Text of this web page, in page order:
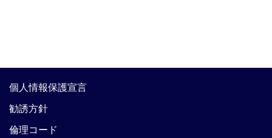
個人情報保護宣言
勧誘方針
倫理コード